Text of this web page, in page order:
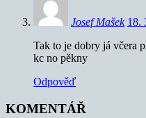
Josef Mašek 18.
Tak to je dobry já včera
kc no pěkny
Odpověď
KOMENTÁŘ